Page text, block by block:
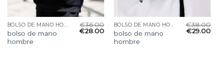
BOLSO DE MANO HOMBRE
bolso de mano
hombre
€36.00
€28.00
BOLSO DE MANO HOMBRE
bolso de mano
hombre
€38.00
€29.00